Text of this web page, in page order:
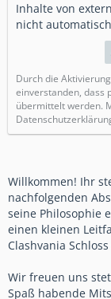
Inhalte von
nicht
Durch die
einverstanden, dass
übermittelt werden.
Willkommen! Ihr
nachfolgenden
seine Philosophie
einen kleinen
Clashvania
Wir freuen uns
Spaß habende